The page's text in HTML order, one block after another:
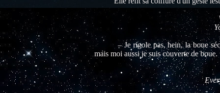
– Je rigole pas, hein, la boue
mais moi aussi je suis couverte de